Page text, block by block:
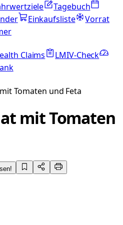
Tagebuch
Einkaufsliste
Vorrat
Claims
LMIV-Check
Tomaten und Feta
mit Tomaten